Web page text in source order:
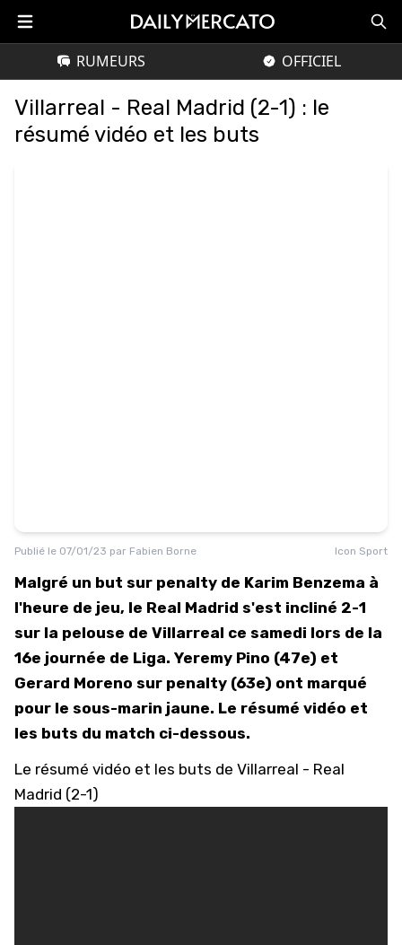
RUMEURS OFFICIEL
Villarreal - Real Madrid (2-1) : le
résumé vidéo et les buts
Publié le 07/01/23 par Fabien Borne Icon Sport
Malgré un but sur penalty de Karim Benzema à
l'heure de jeu, le Real Madrid s'est incliné 2-1
sur la pelouse de Villarreal ce samedi lors de la
16e journée de Liga. Yeremy Pino (47e) et
Gerard Moreno sur penalty (63e) ont marqué
pour le sous-marin jaune. Le résumé vidéo et
les buts du match ci-dessous.
Le résumé vidéo et les buts de Villarreal - Real
Madrid (2-1)